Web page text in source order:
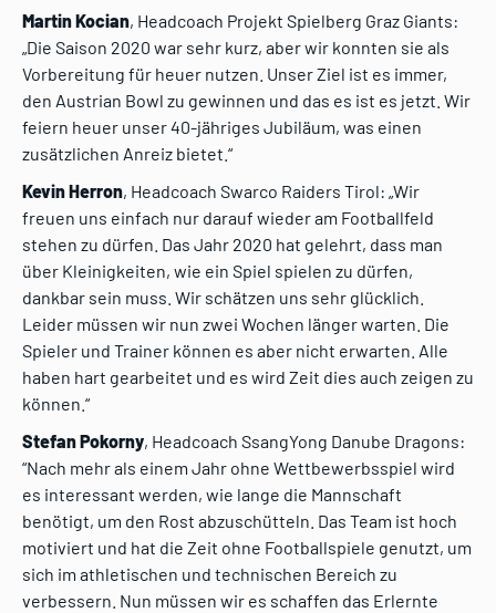
Martin Kocian, Headcoach Projekt Spielberg Graz Giants:
„Die Saison 2020 war sehr kurz, aber wir konnten sie als
Vorbereitung für heuer nutzen. Unser Ziel ist es immer,
den Austrian Bowl zu gewinnen und das es ist es jetzt. Wir
feiern heuer unser 40-jähriges Jubiläum, was einen
zusätzlichen Anreiz bietet.“
Kevin Herron, Headcoach Swarco Raiders Tirol: „Wir
freuen uns einfach nur darauf wieder am Footballfeld
stehen zu dürfen. Das Jahr 2020 hat gelehrt, dass man
über Kleinigkeiten, wie ein Spiel spielen zu dürfen,
dankbar sein muss. Wir schätzen uns sehr glücklich.
Leider müssen wir nun zwei Wochen länger warten. Die
Spieler und Trainer können es aber nicht erwarten. Alle
haben hart gearbeitet und es wird Zeit dies auch zeigen zu
können.“
Stefan Pokorny, Headcoach SsangYong Danube Dragons:
“Nach mehr als einem Jahr ohne Wettbewerbsspiel wird
es interessant werden, wie lange die Mannschaft
benötigt, um den Rost abzuschütteln. Das Team ist hoch
motiviert und hat die Zeit ohne Footballspiele genutzt, um
sich im athletischen und technischen Bereich zu
verbessern. Nun müssen wir es schaffen das Erlernte